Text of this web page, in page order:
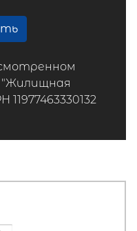
"Жилищная